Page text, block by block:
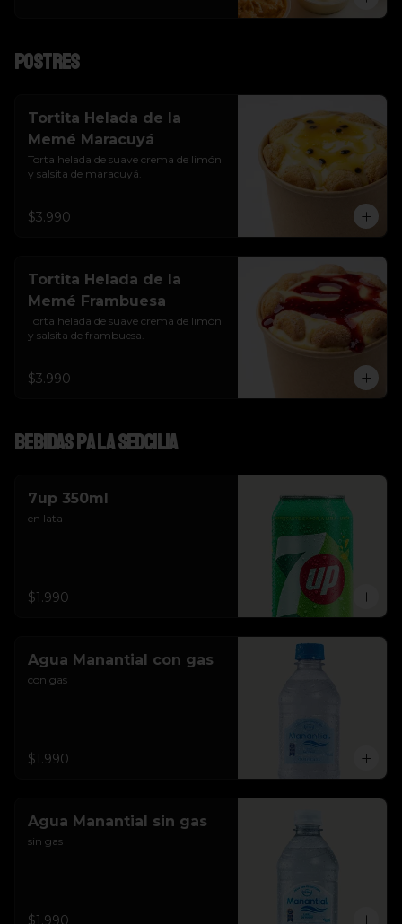
Postres
Tortita Helada de la
Memé Maracuyá
Torta helada de suave crema de limón
y salsita de maracuyá.
$3.990
Tortita Helada de la
Memé Frambuesa
Torta helada de suave crema de limón
y salsita de frambuesa.
$3.990
Bebidas pa la SEDcilia
7up 350ml
en lata
$1.990
Agua Manantial con gas
con gas
$1.990
Agua Manantial sin gas
sin gas
$1.990